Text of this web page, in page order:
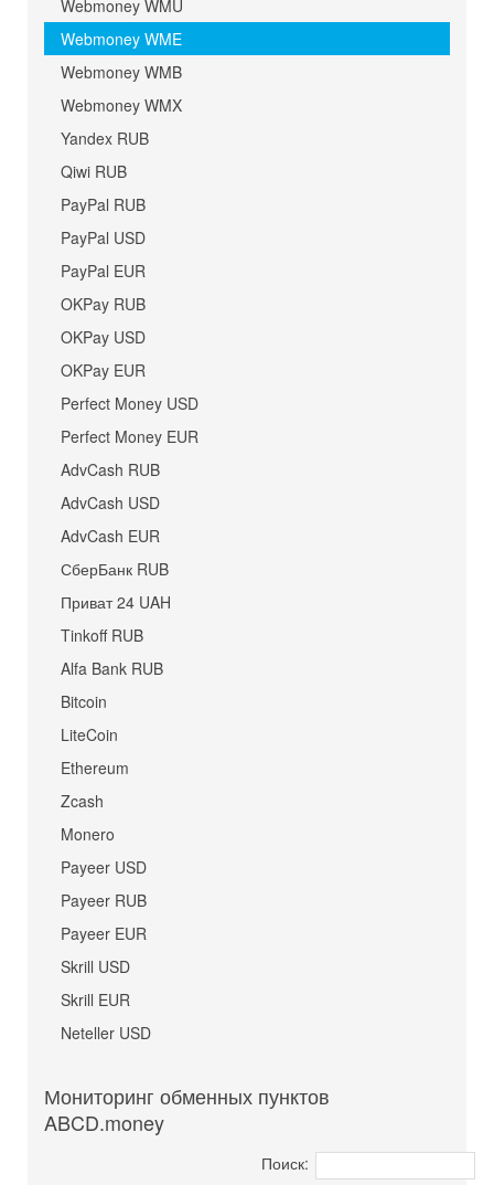
Webmoney WMU
Webmoney WME
Webmoney WMB
Webmoney WMX
Yandex RUB
Qiwi RUB
PayPal RUB
PayPal USD
PayPal EUR
OKPay RUB
OKPay USD
OKPay EUR
Perfect Money USD
Perfect Money EUR
AdvCash RUB
AdvCash USD
AdvCash EUR
СберБанк RUB
Приват 24 UAH
Tinkoff RUB
Alfa Bank RUB
Bitcoin
LiteCoin
Ethereum
Zcash
Monero
Payeer USD
Payeer RUB
Payeer EUR
Skrill USD
Skrill EUR
Neteller USD
Мониторинг обменных пунктов
ABCD.money
Поиск: